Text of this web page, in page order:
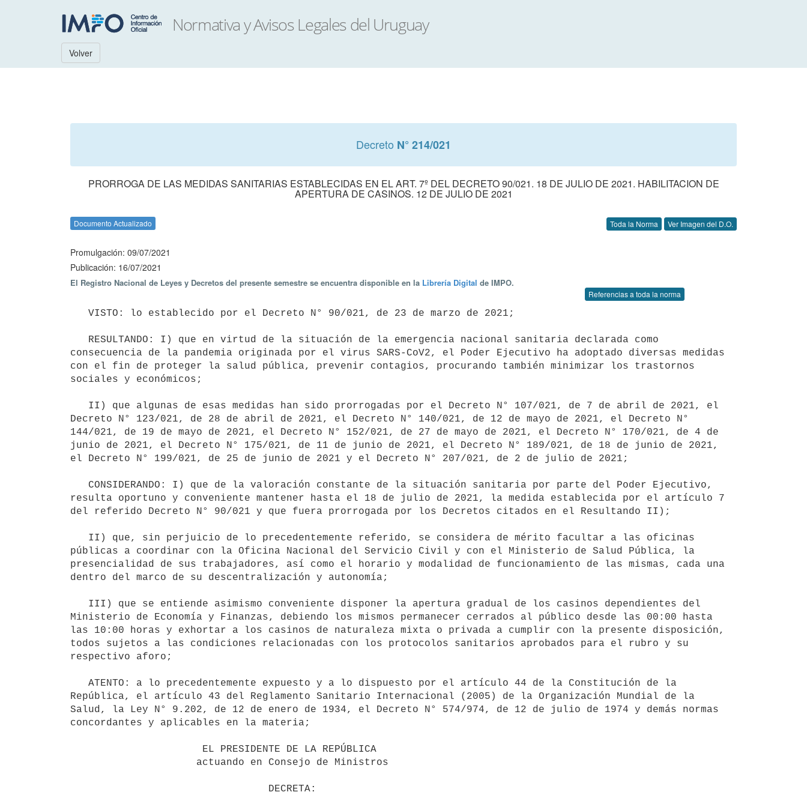
Volver
Decreto N° 214/021
PRORROGA DE LAS MEDIDAS SANITARIAS ESTABLECIDAS EN EL ART. 7º DEL DECRETO 90/021. 18 DE JULIO DE 2021. HABILITACION DE
APERTURA DE CASINOS. 12 DE JULIO DE 2021
Documento Actualizado Toda la Norma Ver Imagen del D.O.
Promulgación: 09/07/2021
Publicación: 16/07/2021
El Registro Nacional de Leyes y Decretos del presente semestre se encuentra disponible en la Librería Digital de IMPO.
Referencias a toda la norma
consecuencia de la pandemia originada por el virus SARS-CoV2, el Poder Ejecutivo ha adoptado diversas medidas
con el fin de proteger la salud pública, prevenir contagios, procurando también minimizar los trastornos
sociales y económicos;
Decreto N° 123/021, de 28 de abril de 2021, el Decreto N° 140/021, de 12 de mayo de 2021, el Decreto N°
144/021, de 19 de mayo de 2021, el Decreto N° 152/021, de 27 de mayo de 2021, el Decreto N° 170/021, de 4 de
junio de 2021, el Decreto N° 175/021, de 11 de junio de 2021, el Decreto N° 189/021, de 18 de junio de 2021,
el Decreto N° 199/021, de 25 de junio de 2021 y el Decreto N° 207/021, de 2 de julio de 2021;
resulta oportuno y conveniente mantener hasta el 18 de julio de 2021, la medida establecida por el artículo 7
del referido Decreto N° 90/021 y que fuera prorrogada por los Decretos citados en el Resultando II);
públicas a coordinar con la Oficina Nacional del Servicio Civil y con el Ministerio de Salud Pública, la
presencialidad de sus trabajadores, así como el horario y modalidad de funcionamiento de las mismas, cada una
dentro del marco de su descentralización y autonomía;
Ministerio de Economía y Finanzas, debiendo los mismos permanecer cerrados al público desde las 00:00 hasta
las 10:00 horas y exhortar a los casinos de naturaleza mixta o privada a cumplir con la presente disposición,
todos sujetos a las condiciones relacionadas con los protocolos sanitarios aprobados para el rubro y su
respectivo aforo;
República, el artículo 43 del Reglamento Sanitario Internacional (2005) de la Organización Mundial de la
Salud, la Ley N° 9.202, de 12 de enero de 1934, el Decreto N° 574/974, de 12 de julio de 1974 y demás normas
concordantes y aplicables en la materia;